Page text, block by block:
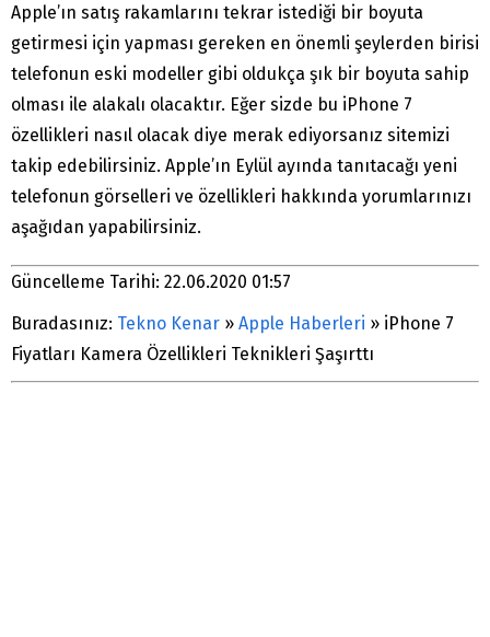
Apple’ın satış rakamlarını tekrar istediği bir boyuta
getirmesi için yapması gereken en önemli şeylerden birisi
telefonun eski modeller gibi oldukça şık bir boyuta sahip
olması ile alakalı olacaktır. Eğer sizde bu iPhone 7
özellikleri nasıl olacak diye merak ediyorsanız sitemizi
takip edebilirsiniz. Apple’ın Eylül ayında tanıtacağı yeni
telefonun görselleri ve özellikleri hakkında yorumlarınızı
aşağıdan yapabilirsiniz.
Güncelleme Tarihi: 22.06.2020 01:57
Buradasınız: Tekno Kenar » Apple Haberleri » iPhone 7
Fiyatları Kamera Özellikleri Teknikleri Şaşırttı